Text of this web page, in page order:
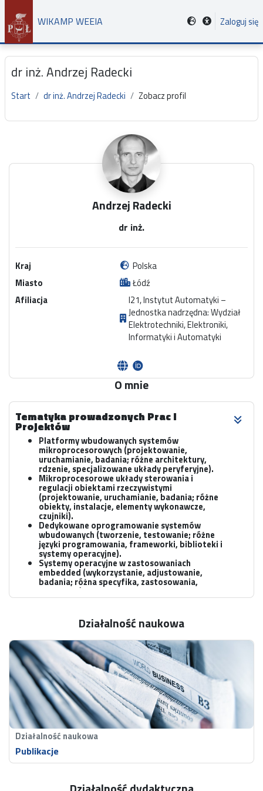
Przejdź do głównej zawartości
WIKAMP WEEIA Zaloguj się
dr inż. Andrzej Radecki
Start dr inż. Andrzej Radecki Zobacz profil
Andrzej Radecki
dr inż.
Kraj
Polska
Miasto
Łódź
Afiliacja
I21, Instytut Automatyki –
Jednostka nadrzędna: Wydział
Elektrotechniki, Elektroniki,
Informatyki i Automatyki
O mnie
Tematyka prowadzonych Prac i
Projektów
Platformy wbudowanych systemów
mikroprocesorowych (projektowanie,
uruchamianie, badania; różne architektury,
rdzenie, specjalizowane układy peryferyjne).
Mikroprocesorowe układy sterowania i
regulacji obiektami rzeczywistymi
(projektowanie, uruchamianie, badania; różne
obiekty, instalacje, elementy wykonawcze,
czujniki).
Dedykowane oprogramowanie systemów
wbudowanych (tworzenie, testowanie; różne
języki programowania, frameworki, biblioteki i
systemy operacyjne).
Systemy operacyjne w zastosowaniach
embedded (wykorzystanie, adjustowanie,
badania; różna specyfika, zastosowania,
platformy).
Przetwarzanie sygnałów w systemach
diagnostyka, segmentacja itp.).
Generatywna AI na urządzeniach brzegowych i
wnioskowanie lokalne (analiza i przetwarzanie
danych, systemy agentowe, urządzenia
autonomiczne).
Muzeum Cyfrowe -Digital Museum
RetrograDouble Ball, 1992, Kebab 02/1993
strona 23
O
Działalność naukowa
Działalność naukowa
Publikacje